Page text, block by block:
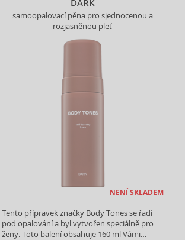
DARK
samoopalovací pěna pro sjednocenou a
rozjasněnou pleť
NENÍ SKLADEM
Tento přípravek značky Body Tones se řadí
pod opalování a byl vytvořen speciálně pro
ženy. Toto balení obsahuje 160 ml Vámi